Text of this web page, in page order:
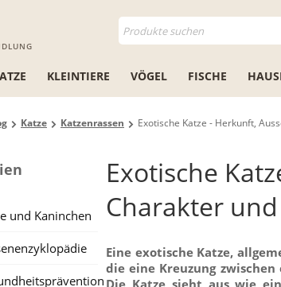
KLEINTIERE VÖGEL FISCHE
Katze Katzenrassen Exotische Katze - Herkunft,
und Kaninchen
Exotische
Charakter
Eine exotische Katze,
die eine Kreuzung
Die Katze sieht aus wie